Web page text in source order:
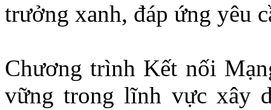
trưởng xanh, đáp ứng yêu
Chương trình Kết nối
vững trong lĩnh vực xây